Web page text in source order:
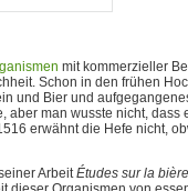
mit kommerzieller
Schon in den frühen
und Bier und
aber man wusste nicht, dass
erwähnt die Hefe nicht,
ArbeitÉtudes sur la bière